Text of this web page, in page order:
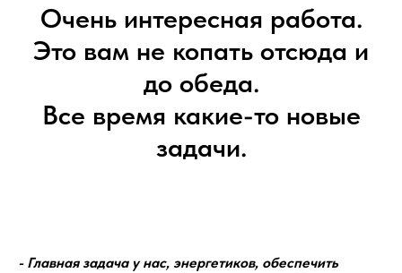
Очень интересная работа.
Это вам не копать отсюда и
до обеда.
Все время какие-то новые
задачи.
- Главная задача у нас, энергетиков, обеспечить